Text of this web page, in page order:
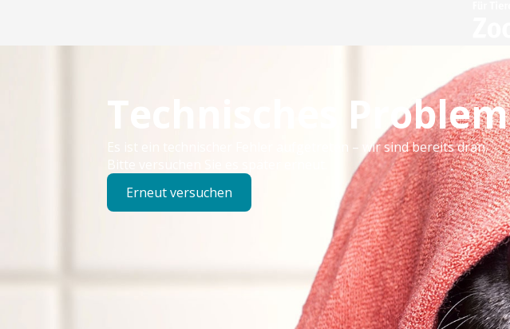
Technisches Problem
Es ist ein technischer Fehler aufgetreten – wir sind bereits dran.
Bitte versuchen Sie es später erneut.
Erneut versuchen